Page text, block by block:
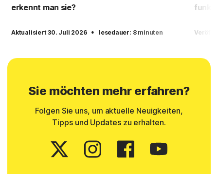
erkennt man sie?
Aktualisiert 30. Juli 2026 · lesedauer: 8 minuten
Sie möchten mehr erfahren?
Folgen Sie uns, um aktuelle Neuigkeiten,
Tipps und Updates zu erhalten.